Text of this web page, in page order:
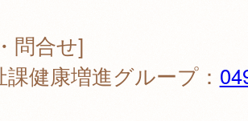
問合せ]
健康増進グループ：